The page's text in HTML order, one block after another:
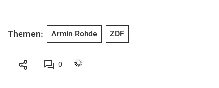
Themen: Armin Rohde ZDF
0